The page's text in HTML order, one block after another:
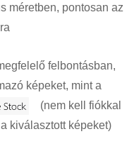
méretben, pontosan az
felbontásban,
képeket, mint a
(nem kell fiókkal
kiválasztott képeket)